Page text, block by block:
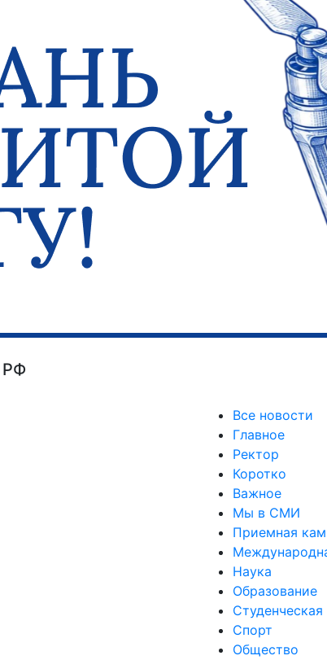
Все новости
Главное
Ректор
Коротко
Важное
Мы в СМИ
Приемная
Наука
Образование
Спорт
Общество